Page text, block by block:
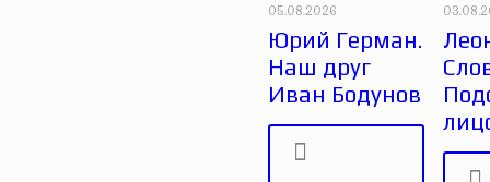
05.08.2026
Юрий Герман.
Наш друг
Иван Бодунов